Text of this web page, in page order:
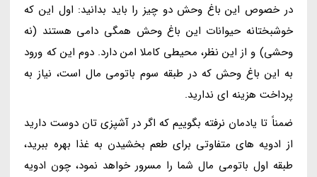
در خصوص این باغ وحش دو چیز را باید بدانید: اول این که
خوشبختانه حیوانات این باغ وحش همگی دامی هستند (نه
وحشی) و از این نظر، محیطی کاملا امن دارد. دوم این که ورود
به این باغ وحش که در طبقه سوم باتومی مال است، نیاز به
پرداخت هزینه ای ندارید.
ضمناً تا یادمان نرفته بگوییم که اگر در آشپزی تان دوست دارید
از ادویه های متفاوتی برای طعم بخشیدن به غذا بهره ببرید،
طبقه اول باتومی مال شما را مسرور خواهد نمود، چون ادویه